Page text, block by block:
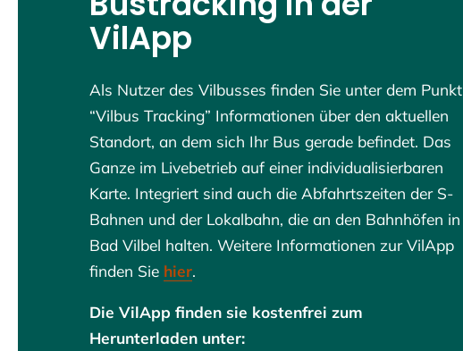
VilApp
Als Nutzer des Vilbusses finden Sie unter dem Punkt
“Vilbus Tracking” Informationen über den aktuellen
Standort, an dem sich Ihr Bus gerade befindet. Das
Ganze im Livebetrieb auf einer individualisierbaren
Karte. Integriert sind auch die Abfahrtszeiten der S-
Bahnen und der Lokalbahn, die an den Bahnhöfen in
Bad Vilbel halten. Weitere Informationen zur VilApp
finden Sie hier.
Die VilApp finden sie kostenfrei zum
Herunterladen unter: